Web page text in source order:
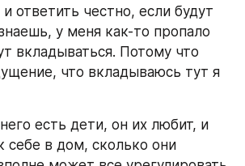
ответить честно, если будут
у меня как-то пропало
вкладываться. Потому что
что вкладываюсь тут я
есть дети, он их любит, и
себе в дом, сколько они